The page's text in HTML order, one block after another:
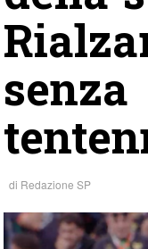
senza
di Redazione SP